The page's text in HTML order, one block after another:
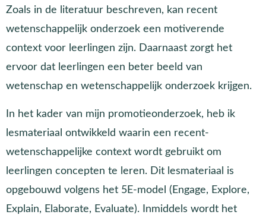
Zoals in de literatuur beschreven, kan recent
wetenschappelijk onderzoek een motiverende
context voor leerlingen zijn. Daarnaast zorgt het
ervoor dat leerlingen een beter beeld van
wetenschap en wetenschappelijk onderzoek krijgen.
In het kader van mijn promotieonderzoek, heb ik
lesmateriaal ontwikkeld waarin een recent-
wetenschappelijke context wordt gebruikt om
leerlingen concepten te leren. Dit lesmateriaal is
opgebouwd volgens het 5E-model (Engage, Explore,
Explain, Elaborate, Evaluate). Inmiddels wordt het